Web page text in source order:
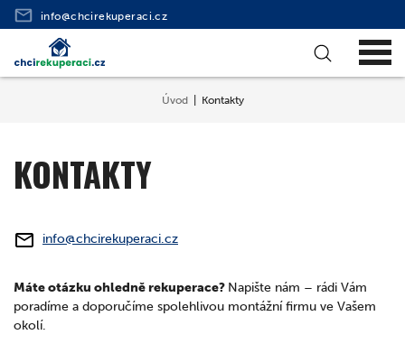
info@chcirekuperaci.cz
Úvod Kontakty
KONTAKTY
info@chcirekuperaci.cz
Máte otázku ohledně rekuperace? Napište nám – rádi Vám
poradíme a doporučíme spolehlivou montážní firmu ve Vašem
okolí.